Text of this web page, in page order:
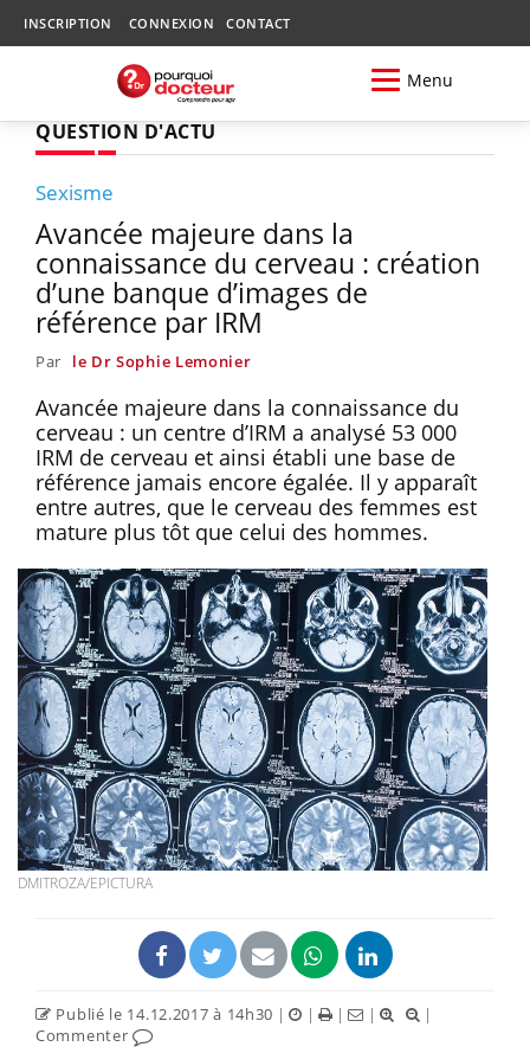
INSCRIPTION CONNEXION CONTACT
Menu
QUESTION D'ACTU
Sexisme
Avancée majeure dans la
connaissance du cerveau : création
d’une banque d’images de
référence par IRM
Par le Dr Sophie Lemonier
Avancée majeure dans la connaissance du
cerveau : un centre d’IRM a analysé 53 000
IRM de cerveau et ainsi établi une base de
référence jamais encore égalée. Il y apparaît
entre autres, que le cerveau des femmes est
mature plus tôt que celui des hommes.
DMITROZA/EPICTURA
Publié le 14.12.2017 à 14h30 | | | |
|
Commenter